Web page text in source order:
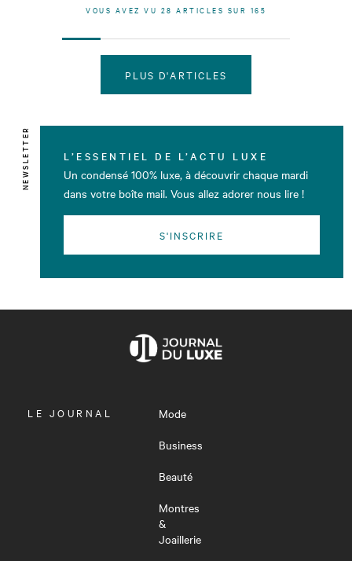
VOUS AVEZ VU 28 ARTICLES SUR 165
PLUS D'ARTICLES
NEWSLETTER L’ESSENTIEL DE L’ACTU LUXE
Un condensé 100% luxe, à découvrir chaque mardi
dans votre boîte mail. Vous allez adorer nous lire !
S'INSCRIRE
OUVRIR
LE JOURNAL
Mode
Business
Beauté
Montres
&
Joaillerie